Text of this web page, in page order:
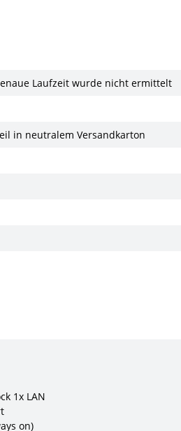
Laufzeit wurde nicht ermittelt
in neutralem Versandkarton
1x LAN
on)